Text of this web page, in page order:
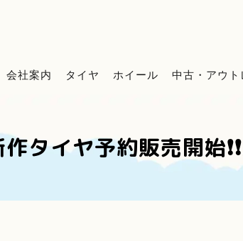
会社案内 タイヤ ホイール 中古・アウト
タイヤ予約販売開始